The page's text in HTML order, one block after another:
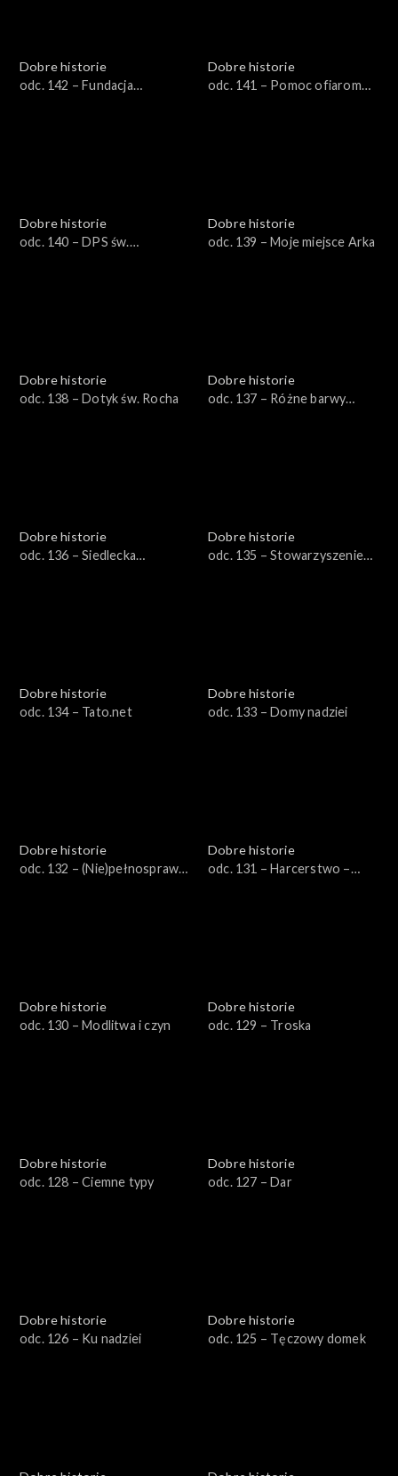
Dobre historie
odc. 142 – Fundacja
Dobre historie
odc. 141 – Pomoc ofiarom
Dobre historie
odc. 140 – DPS św.
Dobre historie
odc. 139 – Moje miejsce Arka
Dobre historie
odc. 138 – Dotyk św. Rocha
Dobre historie
odc. 137 – Różne barwy
Dobre historie
odc. 136 – Siedlecka
Dobre historie
odc. 135 – Stowarzyszenie
Dobre historie
odc. 134 – Tato.net
Dobre historie
odc. 133 – Domy nadziei
Dobre historie
odc. 132 – (Nie)pełnosprawni
Dobre historie
odc. 131 – Harcerstwo –
Dobre historie
odc. 130 – Modlitwa i czyn
Dobre historie
odc. 129 – Troska
Dobre historie
odc. 128 – Ciemne typy
Dobre historie
odc. 127 – Dar
Dobre historie
odc. 126 – Ku nadziei
Dobre historie
odc. 125 – Tęczowy domek